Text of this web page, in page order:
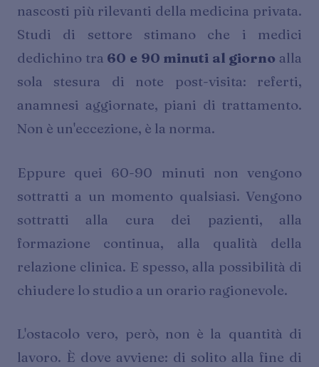
nascosti più rilevanti della medicina privata.
Studi di settore stimano che i medici
dedichino tra 60 e 90 minuti al giorno alla
sola stesura di note post-visita: referti,
anamnesi aggiornate, piani di trattamento.
Non è un'eccezione, è la norma.
Eppure quei 60-90 minuti non vengono
sottratti a un momento qualsiasi. Vengono
sottratti alla cura dei pazienti, alla
formazione continua, alla qualità della
relazione clinica. E spesso, alla possibilità di
chiudere lo studio a un orario ragionevole.
L'ostacolo vero, però, non è la quantità di
lavoro. È dove avviene: di solito alla fine di